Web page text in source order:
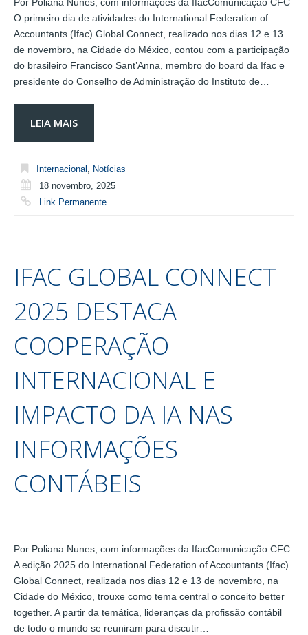
O primeiro dia de atividades do International Federation of
Accountants (Ifac) Global Connect, realizado nos dias 12 e 13
de novembro, na Cidade do México, contou com a participação
do brasileiro Francisco Sant’Anna, membro do board da Ifac e
presidente do Conselho de Administração do Instituto de…
LEIA MAIS
Internacional
Notícias
18 novembro, 2025
Link Permanente
IFAC GLOBAL CONNECT
2025 DESTACA
COOPERAÇÃO
INTERNACIONAL E
IMPACTO DA IA NAS
INFORMAÇÕES
CONTÁBEIS
Por Poliana Nunes, com informações da IfacComunicação CFC
A edição 2025 do International Federation of Accountants (Ifac)
Global Connect, realizada nos dias 12 e 13 de novembro, na
Cidade do México, trouxe como tema central o conceito better
together. A partir da temática, lideranças da profissão contábil
de todo o mundo se reuniram para discutir…